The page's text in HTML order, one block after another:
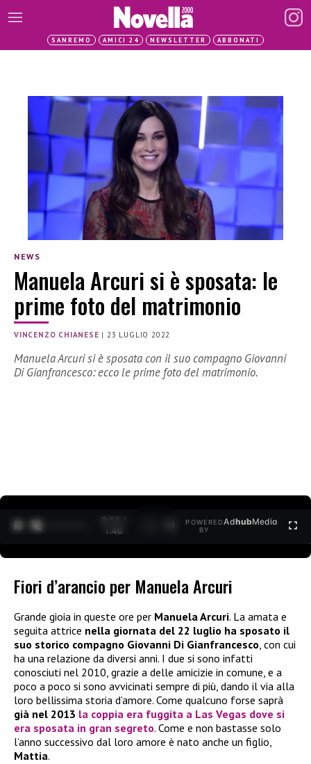
SANREMO AMICI 24 NEWSLETTER ABBONATI
NEWS
Manuela Arcuri si è sposata: le
prime foto del matrimonio
VINCENZO CHIANESE |23 LUGLIO 2022
Manuela Arcuri si è sposata con il suo compagno Giovanni
Di Gianfrancesco: ecco le prime foto del matrimonio.
0:13 /
1:40
POWERED
BY
AdhubMedia
Fiori d’arancio per Manuela Arcuri
Grande gioia in queste ore per Manuela Arcuri. La amata e
seguita attrice nella giornata del 22 luglio ha sposato il
suo storico compagno Giovanni Di Gianfrancesco, con cui
ha una relazione da diversi anni. I due si sono infatti
conosciuti nel 2010, grazie a delle amicizie in comune, e a
poco a poco si sono avvicinati sempre di più, dando il via alla
loro bellissima storia d’amore. Come qualcuno forse saprà
già nel 2013 la coppia era fuggita a Las Vegas dove si
era sposata in gran segreto. Come e non bastasse solo
l’anno successivo dal loro amore è nato anche un figlio,
Mattia.